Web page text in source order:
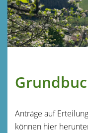
Anträge auf
können hier